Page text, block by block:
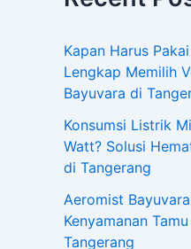
Kapan Harus
Lengkap Memilih
Bayuvara di
Konsumsi Listrik
Watt? Solusi
di Tangerang
Aeromist
Kenyamanan
Tangerang